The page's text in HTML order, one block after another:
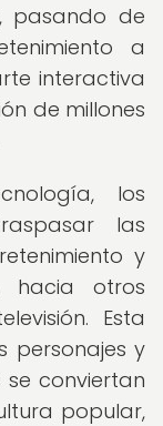
pasando de
a
interactiva
de millones
los
las
y
hacia otros
Esta
personajes y
se conviertan
popular,